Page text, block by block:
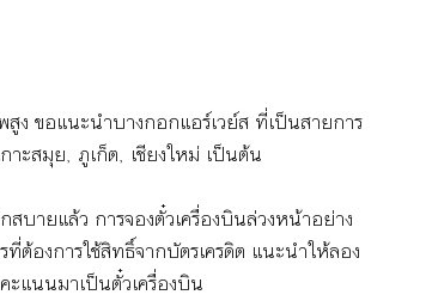
ง ขอแนะนำบางกอกแอร์เวย์ส ที่เป็นสายการ
ะสมุย, ภูเก็ต, เชียงใหม่ เป็นต้น
บายแล้ว การจองตั๋วเครื่องบินล่วงหน้าอย่าง
องการใช้สิทธิ์จากบัตรเครดิต แนะนำให้ลอง
ะแนนมาเป็นตั๋วเครื่องบิน